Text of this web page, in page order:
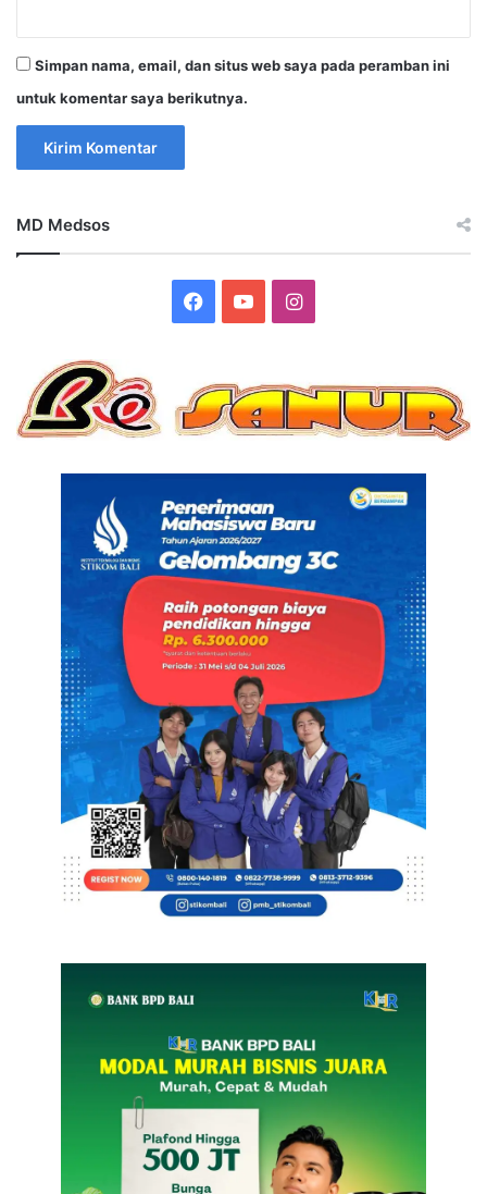
Simpan nama, email, dan situs web saya pada peramban ini
untuk komentar saya berikutnya.
MD Medsos
Facebook
YouTubeInstagram